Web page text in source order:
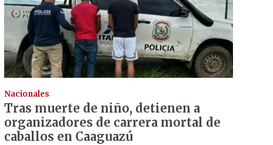
Nacionales
Tras muerte de niño, detienen a
organizadores de carrera mortal de
caballos en Caaguazú